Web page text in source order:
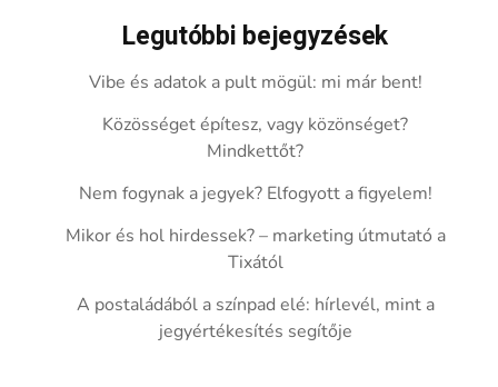
Legutóbbi bejegyzések
Vibe és adatok a pult mögül: mi már bent!
Közösséget építesz, vagy közönséget?
Mindkettőt?
Nem fogynak a jegyek? Elfogyott a figyelem!
Mikor és hol hirdessek? – marketing útmutató a
Tixától
A postaládából a színpad elé: hírlevél, mint a
jegyértékesítés segítője